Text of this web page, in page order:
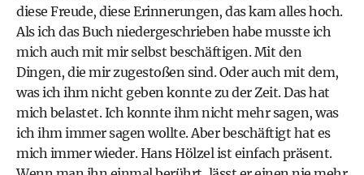
diese Freude, diese Erinnerungen, das kam alles hoch.
Als ich das Buch niedergeschrieben habe musste ich
mich auch mit mir selbst beschäftigen. Mit den
Dingen, die mir zugestoßen sind. Oder auch mit dem,
was ich ihm nicht geben konnte zu der Zeit. Das hat
mich belastet. Ich konnte ihm nicht mehr sagen, was
ich ihm immer sagen wollte. Aber beschäftigt hat es
mich immer wieder. Hans Hölzel ist einfach präsent.